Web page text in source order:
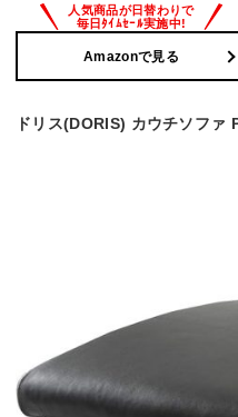
Amazonで見る
ドリス(DORIS) カウチソファ